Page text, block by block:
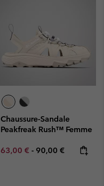
Chaussure-Sandale
Peakfreak Rush™ Femme
Minimum sale price:
63,00 € - Maximum price:
90,00 €